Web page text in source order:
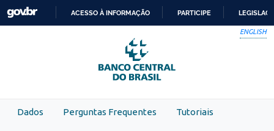
Skip to main content
PARA
O
CONTEÚDO
ACESSO À INFORMAÇÃO PARTICIPE
ENGLISH
Dados Perguntas Frequentes Tutoriais